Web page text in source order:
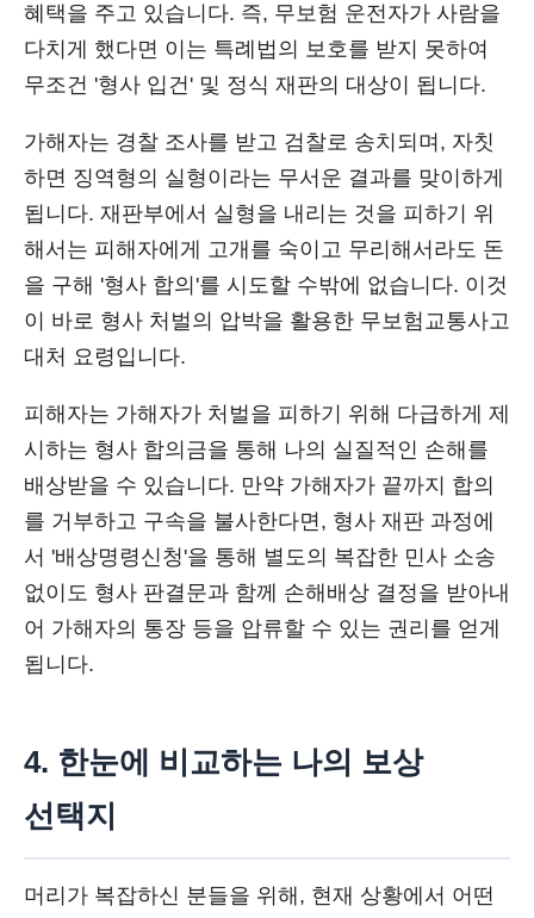
혜택을 주고 있습니다. 즉, 무보험 운전자가 사람을
다치게 했다면 이는 특례법의 보호를 받지 못하여
무조건 '형사 입건' 및 정식 재판의 대상이 됩니다.
가해자는 경찰 조사를 받고 검찰로 송치되며, 자칫
하면 징역형의 실형이라는 무서운 결과를 맞이하게
됩니다. 재판부에서 실형을 내리는 것을 피하기 위
해서는 피해자에게 고개를 숙이고 무리해서라도 돈
을 구해 '형사 합의'를 시도할 수밖에 없습니다. 이것
이 바로 형사 처벌의 압박을 활용한 무보험교통사고
대처 요령입니다.
피해자는 가해자가 처벌을 피하기 위해 다급하게 제
시하는 형사 합의금을 통해 나의 실질적인 손해를
배상받을 수 있습니다. 만약 가해자가 끝까지 합의
를 거부하고 구속을 불사한다면, 형사 재판 과정에
서 '배상명령신청'을 통해 별도의 복잡한 민사 소송
없이도 형사 판결문과 함께 손해배상 결정을 받아내
어 가해자의 통장 등을 압류할 수 있는 권리를 얻게
됩니다.
4. 한눈에 비교하는 나의 보상
선택지
머리가 복잡하신 분들을 위해, 현재 상황에서 어떤